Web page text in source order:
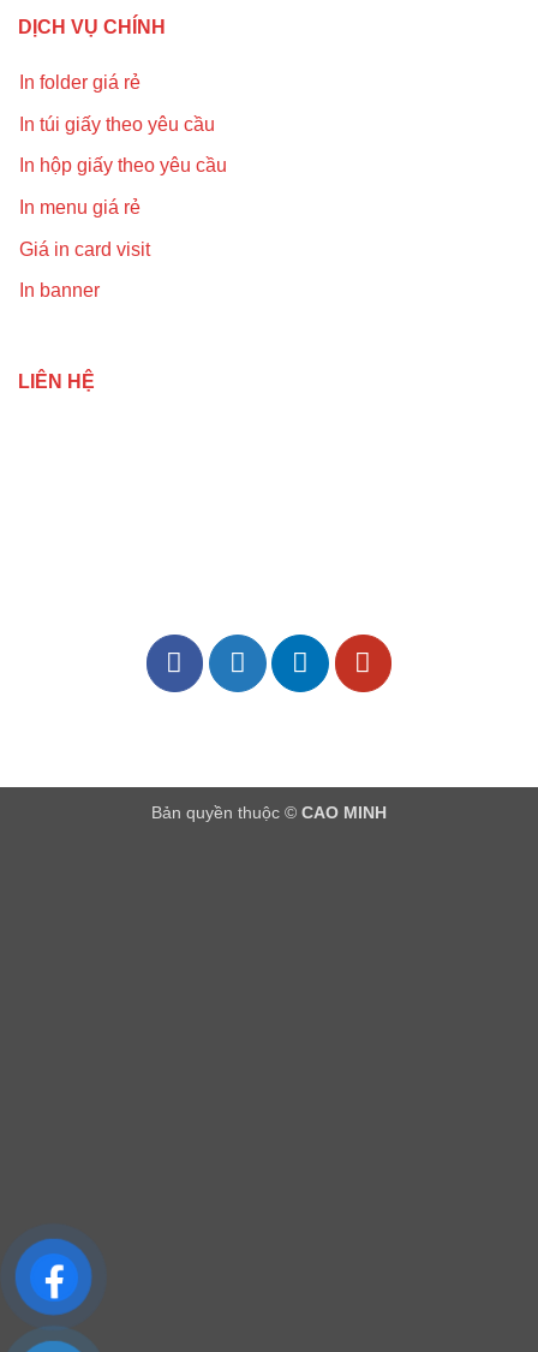
DỊCH VỤ CHÍNH
In folder giá rẻ
In túi giấy theo yêu cầu
In hộp giấy theo yêu cầu
In menu giá rẻ
Giá in card visit
In banner
LIÊN HỆ
Bản quyền thuộc © CAO MINH